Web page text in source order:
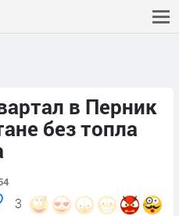
в Перник
без топла
3